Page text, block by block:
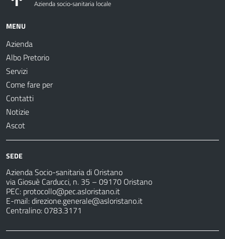
MENU
Azienda
Albo Pretorio
Servizi
Come fare per
Contatti
Notizie
Ascot
SEDE
Azienda Socio-sanitaria di Oristano
via Giosuè Carducci, n. 35 – 09170 Oristano
PEC: protocollo@pec.asloristano.it
E-mail:direzione.generale@asloristano.it
Centralino: 0783.3171